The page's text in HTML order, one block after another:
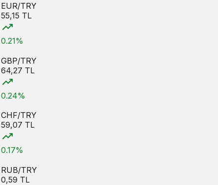
EUR/TRY
55,15 TL
0.21%
GBP/TRY
64,27 TL
0.24%
CHF/TRY
59,07 TL
0.17%
RUB/TRY
0,59 TL